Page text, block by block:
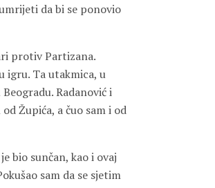
da bi se ponovio
protiv Partizana.
igru. Ta utakmica, u
Radanović i
Župića, a čuo sam i od
bio sunčan, kao i ovaj
sam da se sjetim